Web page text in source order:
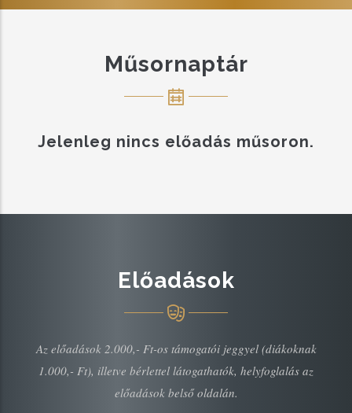
Műsornaptár
Jelenleg nincs előadás műsoron.
Előadások
Az előadások 2.000,- Ft-os támogatói jeggyel (diákoknak
1.000,- Ft), illetve bérlettel látogathatók, helyfoglalás az
előadások belső oldalán.